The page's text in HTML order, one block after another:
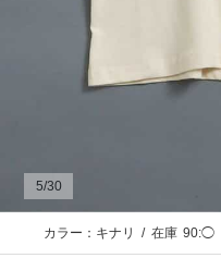
5/30
カラー：キナリ / 在庫 90:◯